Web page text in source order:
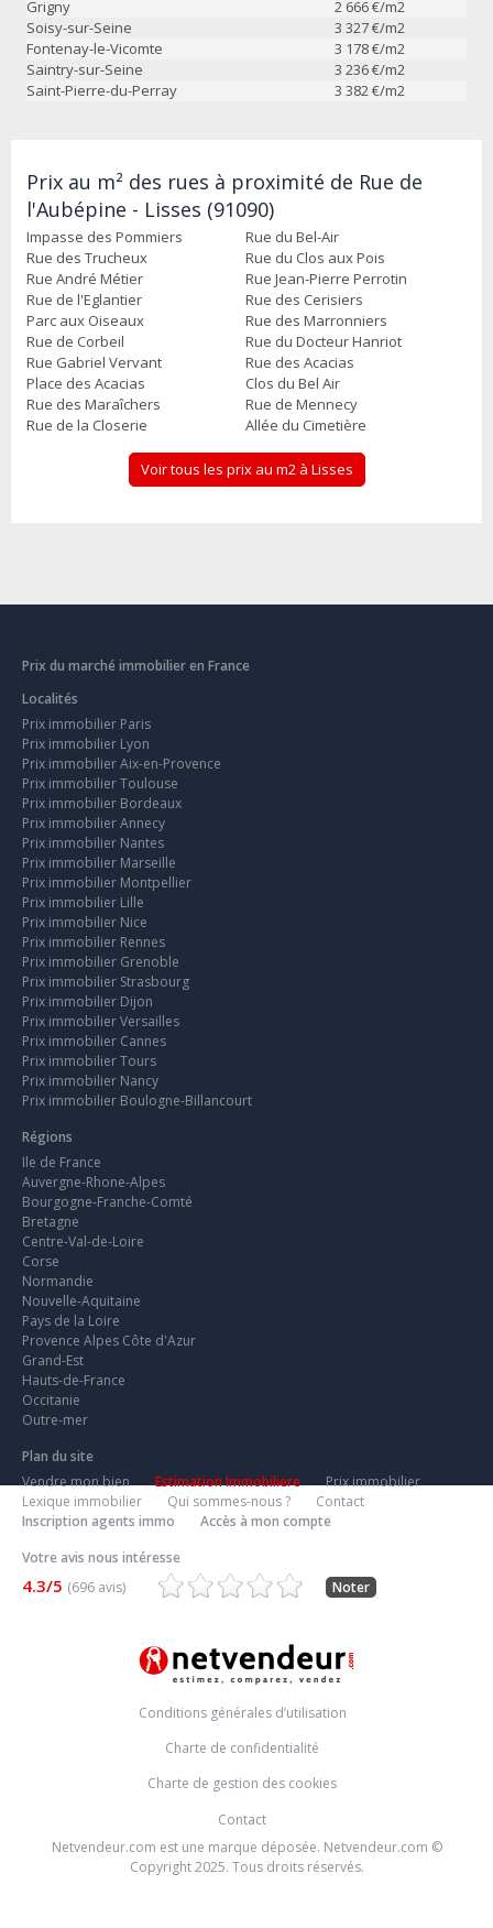
Grigny 2 666€/m2
Soisy-sur-Seine
3 327€/m2
Fontenay-le-Vicomte
3 178€/m2
Saintry-sur-Seine
3 236€/m2
Saint-Pierre-du-Perray
3 382 €/m2
Prix au m² des rues à proximité de Rue de
l'Aubépine - Lisses (91090)
Impasse des Pommiers
Rue du Bel-Air
Rue des Trucheux
Rue du Clos aux Pois
Rue André Métier
Rue Jean-Pierre Perrotin
Rue de l'Eglantier
Rue des Cerisiers
Parc aux Oiseaux
Rue des Marronniers
Rue de Corbeil
Rue du Docteur Hanriot
Rue Gabriel Vervant
Rue des Acacias
Place des Acacias
Clos du Bel Air
Rue des Maraîchers
Rue de Mennecy
Rue de la Closerie
Allée du Cimetière
Voir tous les prix au m2 à Lisses
Prix du marché immobilier en France
Localités
Prix immobilier Paris
Prix immobilier Lyon
Prix immobilier Aix-en-Provence
Prix immobilier Toulouse
Prix immobilier Bordeaux
Prix immobilier Annecy
Prix immobilier Nantes
Prix immobilier Marseille
Prix immobilier Montpellier
Prix immobilier Lille
Prix immobilier Nice
Prix immobilier Rennes
Prix immobilier Grenoble
Prix immobilier Strasbourg
Prix immobilier Dijon
Prix immobilier Versailles
Prix immobilier Cannes
Prix immobilier Tours
Prix immobilier Nancy
Prix immobilier Boulogne-Billancourt
Régions
Ile de France
Auvergne-Rhone-Alpes
Bourgogne-Franche-Comté
Bretagne
Centre-Val-de-Loire
Corse
Normandie
Nouvelle-Aquitaine
Pays de la Loire
Provence Alpes Côte d'Azur
Grand-Est
Hauts-de-France
Occitanie
Outre-mer
Plan du site
Vendre mon bien
Estimation Immobiliere
Prix immobilier
Lexique immobilier
Qui sommes-nous ?
Contact
Inscription agents immo
Accès à mon compte
Votre avis nous intéresse
4.3/5 (696 avis) Noter
Conditions générales d’utilisation
Charte de confidentialité
Charte de gestion des cookies
Contact
Netvendeur.com est une marque déposée. Netvendeur.com ©
Copyright 2025. Tous droits réservés.